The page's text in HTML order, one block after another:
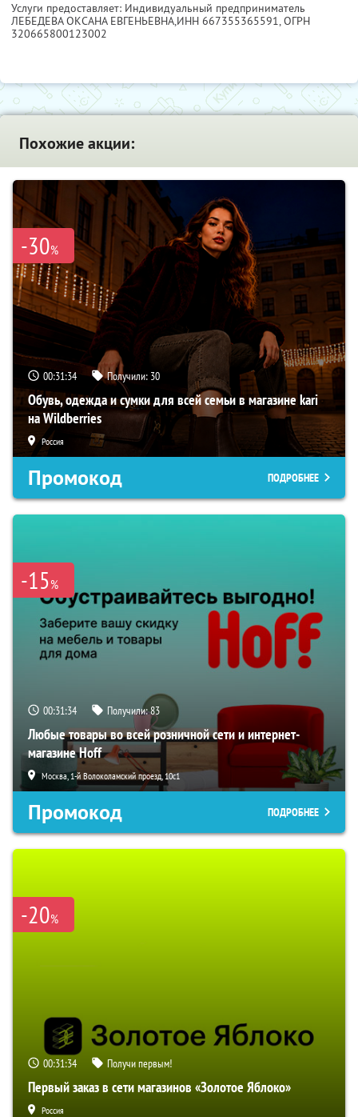
Услуги предоставляет: Индивидуальный предприниматель
ЛЕБЕДЕВА ОКСАНА ЕВГЕНЬЕВНА,ИНН 667355365591, ОГРН
320665800123002
Похожие акции:
-30%
00:31:33 Получили: 30
Обувь, одежда и сумки для всей семьи в магазине kari
на Wildberries
Россия
Промокод ПОДРОБНЕЕ
-15%
00:31:33 Получили:83
Любые товары во всей розничной сети и интернет-
магазине Hoff
Москва, 1-й Волоколамский проезд, 10с1
Промокод ПОДРОБНЕЕ
-20%
00:31:33 Получи первым!
Первый заказ в сети магазинов «Золотое Яблоко»
Россия